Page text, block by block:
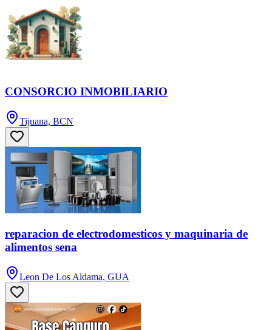
CONSORCIO INMOBILIARIO
Tijuana, BCN
reparacion de electrodomesticos y maquinaria de
alimentos sena
Leon De Los Aldama, GUA